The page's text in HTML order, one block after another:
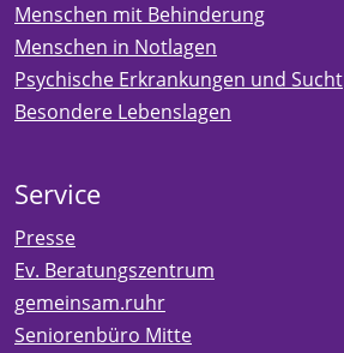
Menschen mit Behinderung
Menschen in Notlagen
Psychische Erkrankungen und Sucht
Besondere Lebenslagen
Service
Presse
Ev. Beratungszentrum
gemeinsam.ruhr
Seniorenbüro Mitte